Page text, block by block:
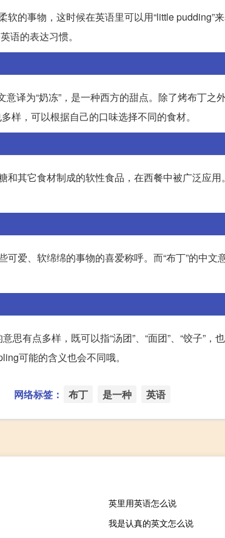
软的事物，这时候在英语里可以用“little pudding”
语的表达习惯。
意译为“奶冻”，是一种西方的甜点。除了烤布丁之
样，可以根据自己的口味选择不同的食材。
和其它食材制成的软性食品，在西餐中被广泛应
可爱、软绵绵的事物的喜爱称呼。而“布丁”的中文
有点多样，既可以指“汤团”、“面团”、“饺子”，
可能的含义也会不同哦。
网络标签： 布丁 是一种 英语
英里用英语怎么说
我是认真的英文怎么说